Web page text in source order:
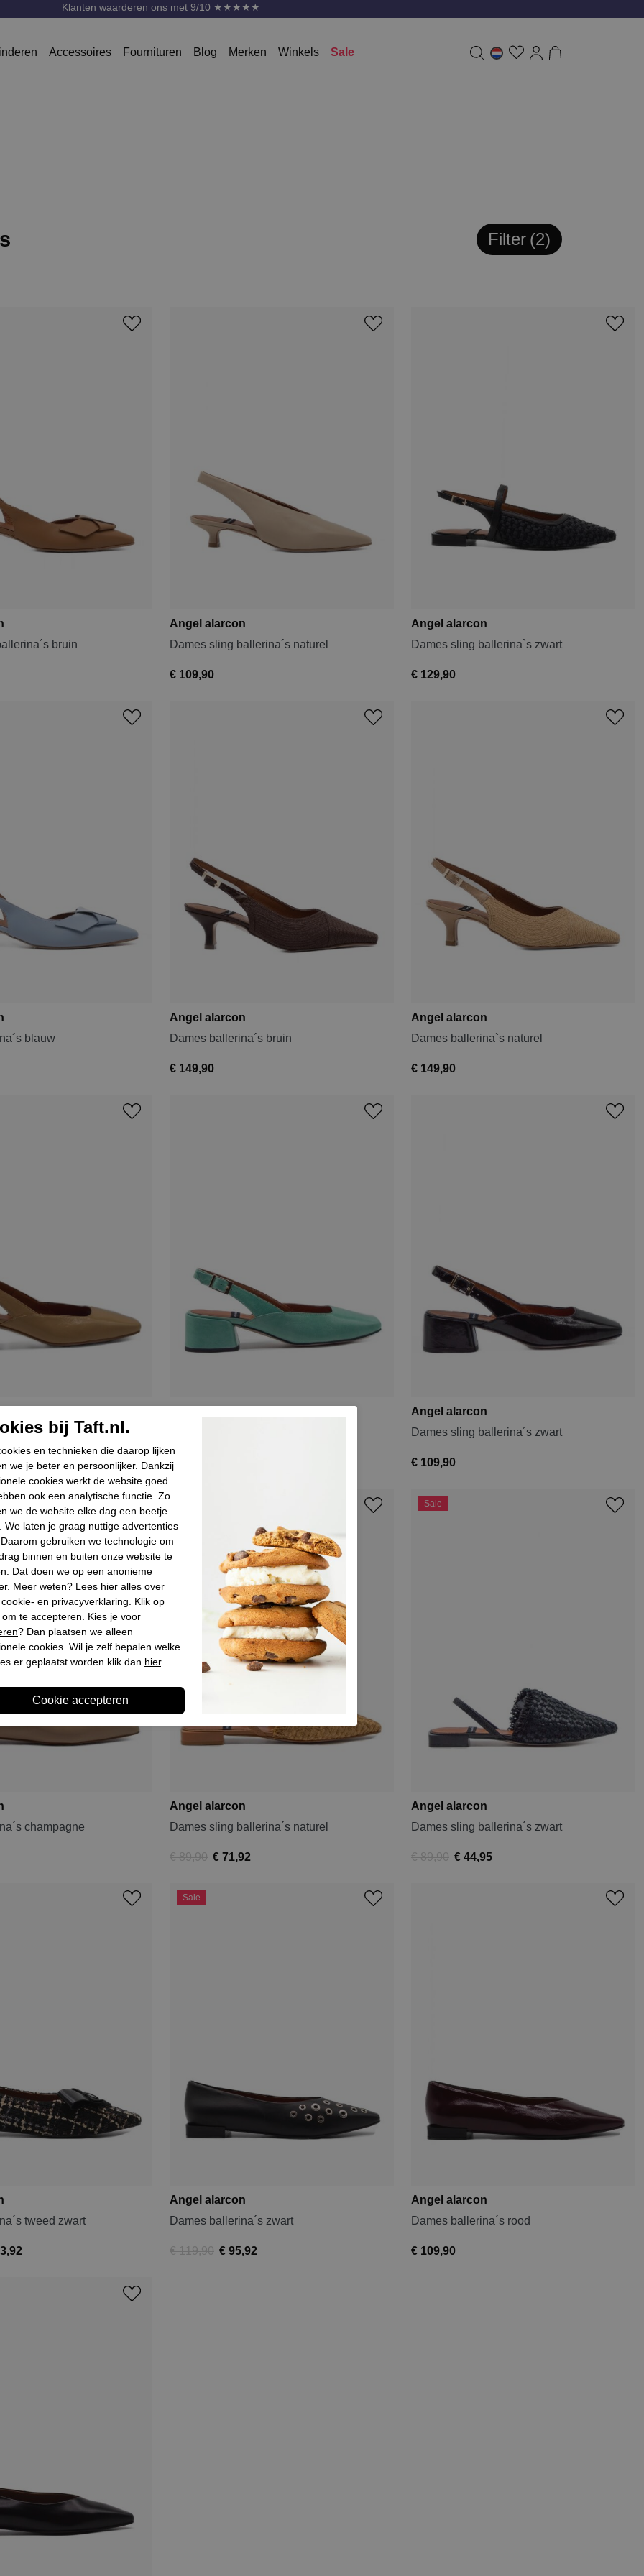
Gratis verzending vanaf 75 Euro * m.u.v. SALE
Accessoires Fournituren Blog Merken Winkels Sale
Filter 2
bruin
Angel alarcon
Dames sling ballerina´s naturel
€ 109,90
Angel alarcon
Dames sling ballerina`s zwart
€ 129,90
blauw
Angel alarcon
Dames ballerina´s bruin
€ 149,90
Angel alarcon
Dames ballerina`s naturel
€ 149,90
geel lak
€ 109,90
Angel alarcon
Dames sling ballerina´s zwart
€ 109,90
champagne
Angel alarcon
Dames sling ballerina´s naturel
€ 89,90 € 71,92
Sale
Angel alarcon
Dames sling ballerina´s zwart
€ 89,90 € 44,95
tweed zwart
Sale
Angel alarcon
Dames ballerina´s zwart
€ 119,90 € 95,92
Angel alarcon
Dames ballerina´s rood
€ 109,90
bij Taft.nl.
en technieken die daarop lijken
we je beter en persoonlijker. Dankzij
cookies werkt de website goed.
ook een analytische functie. Zo
we de website elke dag een beetje
We laten je graag nuttige advertenties
gebruiken we technologie om
binnen en buiten onze website te
Dat doen we op een anonieme
Meer weten? Lees hier alles over
en privacyverklaring. Klik op
te accepteren. Kies je voor
? Dan plaatsen we alleen
cookies. Wil je zelf bepalen welke
er geplaatst worden klik dan hier.